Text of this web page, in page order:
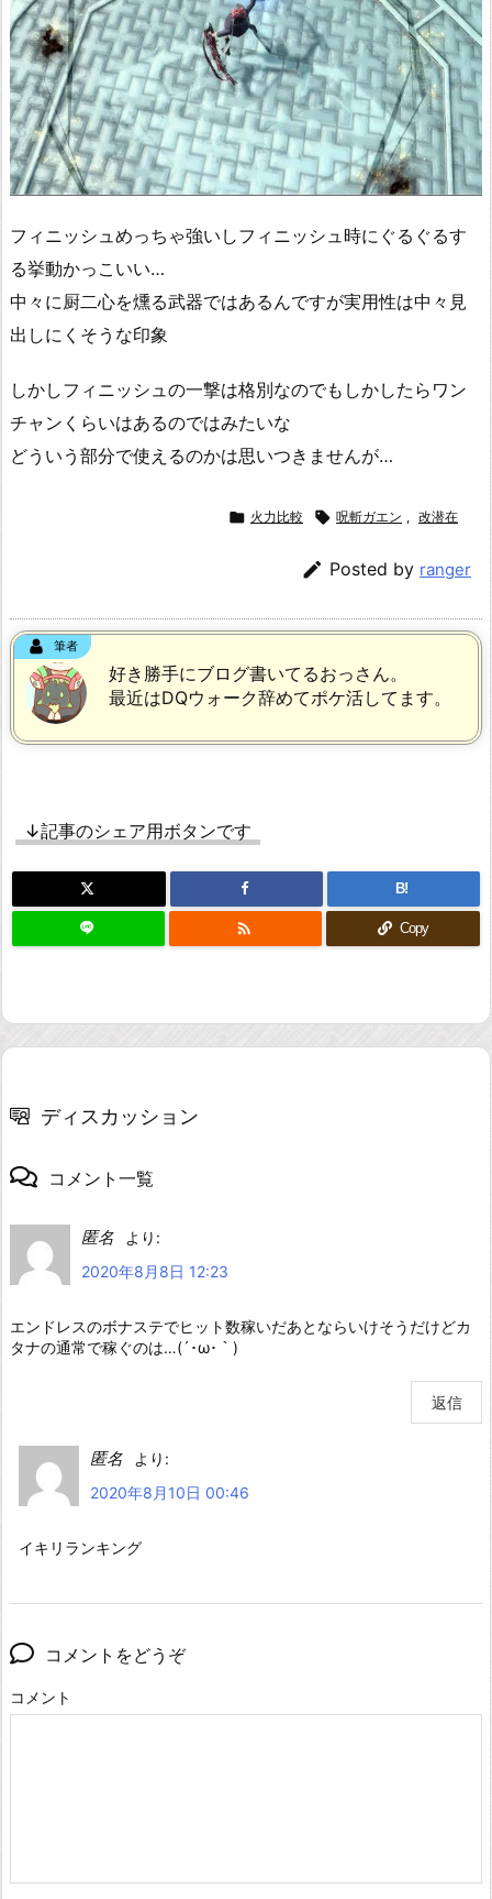
フィニッシュめっちゃ強いしフィニッシュ時にぐるぐるす
る挙動かっこいい…
中々に厨二心を燻る武器ではあるんですが実用性は中々見
出しにくそうな印象
しかしフィニッシュの一撃は格別なのでもしかしたらワン
チャンくらいはあるのではみたいな
どういう部分で使えるのかは思いつきませんが…
 火力比較  呪斬ガエン , 改潜在
 Posted by ranger
筆者
好き勝手にブログ書いてるおっさん。
最近はDQウォーク辞めてポケ活してます。
↓記事のシェア用ボタンです
B!
 Copy
ディスカッション
コメント一覧
匿名
より:
2020年8月8日 12:23
エンドレスのボナステでヒット数稼いだあとならいけそうだけどカ
タナの通常で稼ぐのは…(´･ω･｀)
返信
匿名
より:
2020年8月10日 00:46
イキリランキング
コメントをどうぞ
コメント